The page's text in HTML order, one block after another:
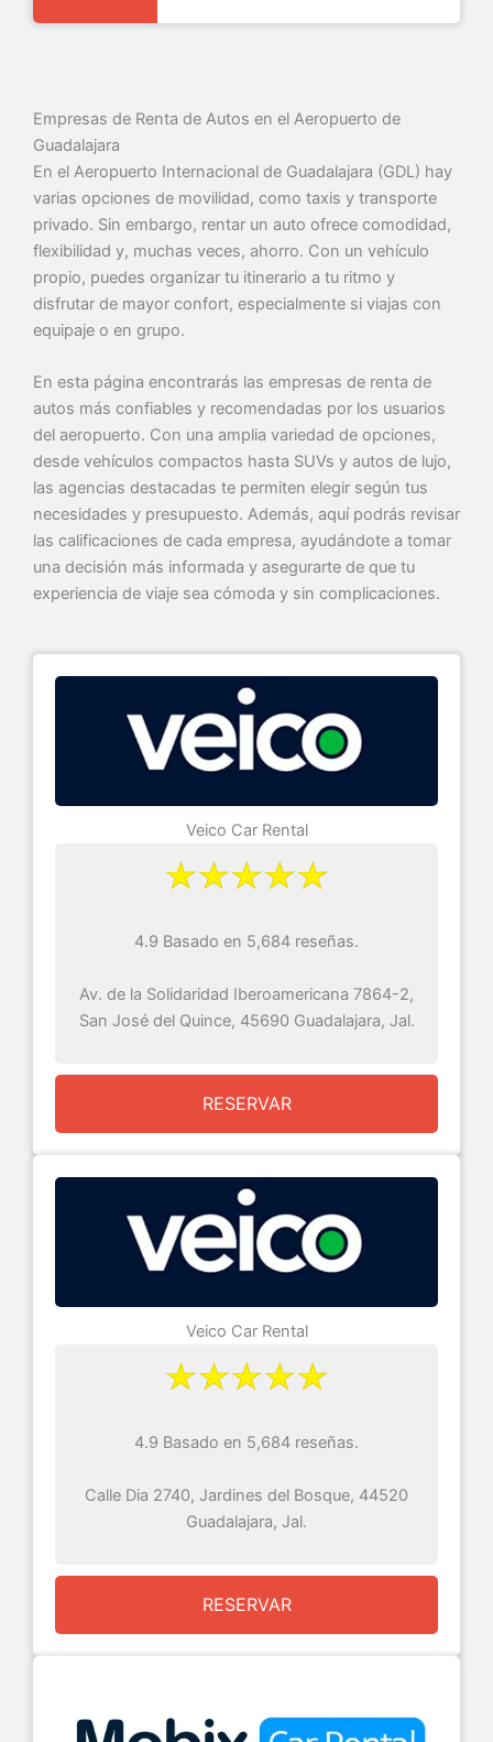
Empresas de Renta de Autos en el Aeropuerto de
Guadalajara
En el Aeropuerto Internacional de Guadalajara (GDL) hay
varias opciones de movilidad, como taxis y transporte
privado. Sin embargo, rentar un auto ofrece comodidad,
flexibilidad y, muchas veces, ahorro. Con un vehículo
propio, puedes organizar tu itinerario a tu ritmo y
disfrutar de mayor confort, especialmente si viajas con
equipaje o en grupo.
En esta página encontrarás las empresas de renta de
autos más confiables y recomendadas por los usuarios
del aeropuerto. Con una amplia variedad de opciones,
desde vehículos compactos hasta SUVs y autos de lujo,
las agencias destacadas te permiten elegir según tus
necesidades y presupuesto. Además, aquí podrás revisar
las calificaciones de cada empresa, ayudándote a tomar
una decisión más informada y asegurarte de que tu
experiencia de viaje sea cómoda y sin complicaciones.
Veico Car Rental
4.9 Basado en 5,684 reseñas.
Av. de la Solidaridad Iberoamericana 7864-2,
San José del Quince, 45690 Guadalajara, Jal.
RESERVAR
Veico Car Rental
4.9 Basado en 5,684 reseñas.
Calle Dia 2740, Jardines del Bosque, 44520
Guadalajara, Jal.
RESERVAR